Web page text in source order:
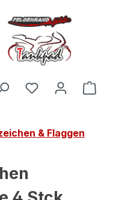
Du hast 0
& Flaggen